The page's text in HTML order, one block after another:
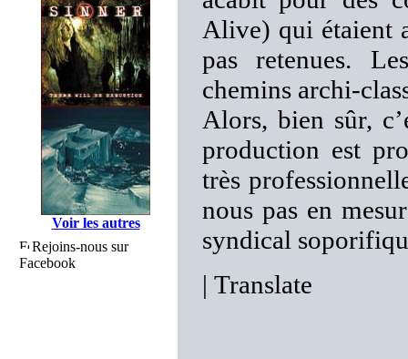
Voir les autres
Rejoins-nous sur
Facebook
Alive) qui étaient
pas retenues.
chemins archi-
Alors, bien sûr,
production est
très
nous pas en
syndical
| Translate